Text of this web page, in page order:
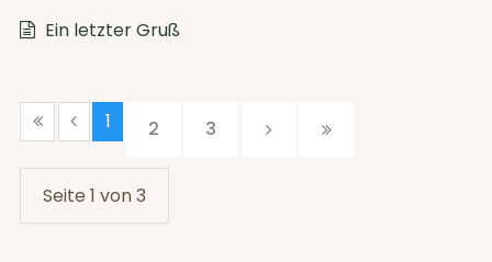
Ein letzter Gruß
Seite 1 von 3
1 2 3